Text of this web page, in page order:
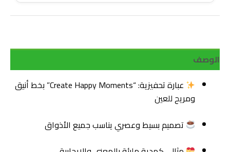
الوصف
عبارة تحفيزية: “Create Happy Moments” بخط أنيق
ومريح للعين
تصميم بسيط وعصري يناسب جميع الأذواق